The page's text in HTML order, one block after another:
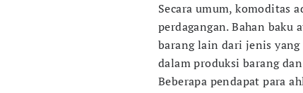
Secara umum, komoditas
perdagangan. Bahan baku
barang lain dari jenis
dalam produksi barang
Beberapa pendapat para